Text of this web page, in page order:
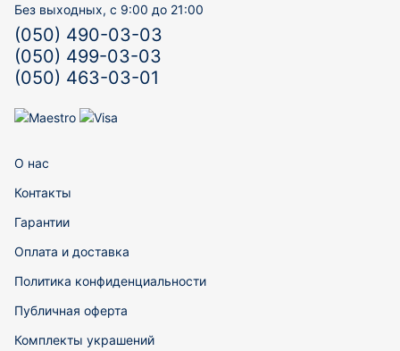
Без выходных, с 9:00 до 21:00
(050) 490-03-03
(050) 499-03-03
(050) 463-03-01
О нас
Контакты
Гарантии
Оплата и доставка
Политика конфиденциальности
Публичная оферта
Комплекты украшений